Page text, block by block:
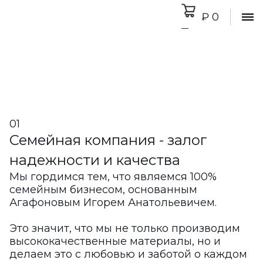
₽ 0
01
Семейная компания - залог
надежности и качества
Мы гордимся тем, что являемся 100%
семейным бизнесом, основанным
Агафоновым Игорем Анатольевичем.
Это значит, что мы не только производим
высококачественные материалы, но и
делаем это с любовью и заботой о каждом